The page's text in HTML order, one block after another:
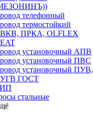
телефонный
термостойкий
ПРКА, OLFLEX
установочный АПВ
установочный ПВС
установочный ПУВ,
ГОСТ
стальные